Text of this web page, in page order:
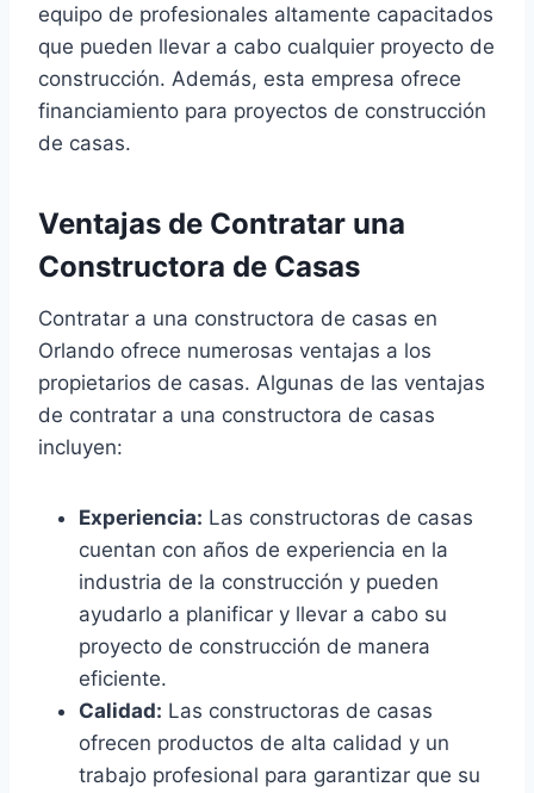
equipo de profesionales altamente capacitados
que pueden llevar a cabo cualquier proyecto de
construcción. Además, esta empresa ofrece
financiamiento para proyectos de construcción
de casas.
Ventajas de Contratar una
Constructora de Casas
Contratar a una constructora de casas en
Orlando ofrece numerosas ventajas a los
propietarios de casas. Algunas de las ventajas
de contratar a una constructora de casas
incluyen:
Experiencia: Las constructoras de casas
cuentan con años de experiencia en la
industria de la construcción y pueden
ayudarlo a planificar y llevar a cabo su
proyecto de construcción de manera
eficiente.
Calidad: Las constructoras de casas
ofrecen productos de alta calidad y un
trabajo profesional para garantizar que su